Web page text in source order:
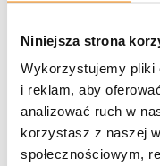
Niniejsza strona
Wykorzystujemy pliki
i reklam, aby
analizować ruch w
korzystasz z naszej
społecznościowym,
Dostawa